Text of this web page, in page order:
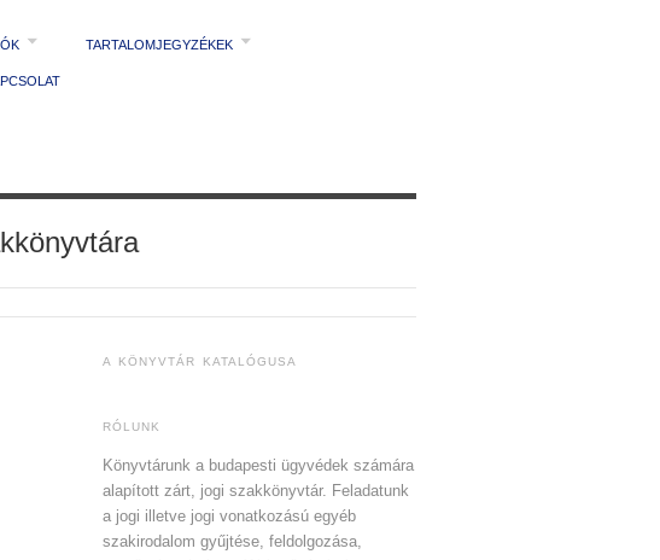
TARTALOMJEGYZÉKEK
A KÖNYVTÁR KATALÓGUSA
RÓLUNK
Könyvtárunk a budapesti ügyvédek számára
alapított zárt, jogi szakkönyvtár. Feladatunk
a jogi illetve jogi vonatkozású egyéb
szakirodalom gyűjtése, feldolgozása,